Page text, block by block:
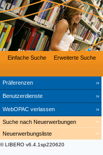
Präferenzen
Benutzerdienste
WebOPAC verlassen
Einfache Suche Erweiterte Suche
Suche nach Neuerwerbungen
Neuerwerbungsliste
© LIBERO v6.4.1sp220620